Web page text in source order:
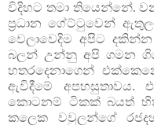
විදිහට තමා තියෙන්නේ.
ප්‍රධාන ගේට්ටුවෙන්
වෙලාවෙදිම අපිට
බලන් උන්නු අපි ගමන
හතරදෙනාගෙන්
ඇවිදීමේ අපහසුතාවය.
කොටනම් ටිකක් බයත්
කලෙක වවුලන්ගේ